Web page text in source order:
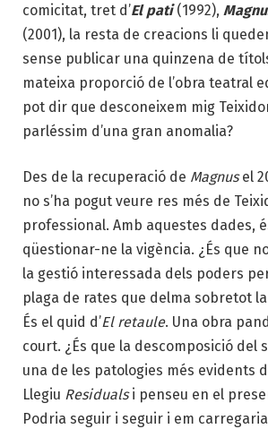
comicitat, tret d’El pati (1992),
(2001), la resta de creacions li
sense publicar una quinzena de
mateixa proporció de l’obra teatral
pot dir que desconeixem mig
parléssim d’una gran anomalia?
Des de la recuperació de Magnusel
no s’ha pogut veure res més de
professional. Amb aquestes dades,
qüestionar-ne la vigència. ¿És que
la gestió interessada dels poders
plaga de rates que delma sobretot
És el quid d’El retaule. Una obra
court. ¿És que la descomposició del
una de les patologies més evidents
Llegiu Residualsi penseu en el
Podria seguir i seguir i em